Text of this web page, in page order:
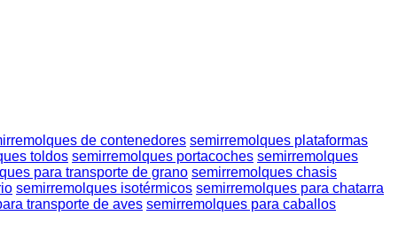
de contenedores semirremolques plataformas
toldos semirremolques portacoches semirremolques
para transporte de grano semirremolques chasis
semirremolques isotérmicos semirremolques para chatarra
transporte de aves semirremolques para caballos